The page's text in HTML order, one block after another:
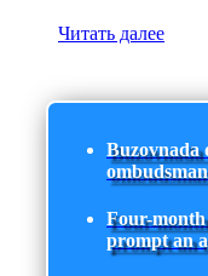
Читать далее
Buzovnada
Four-
prompt an